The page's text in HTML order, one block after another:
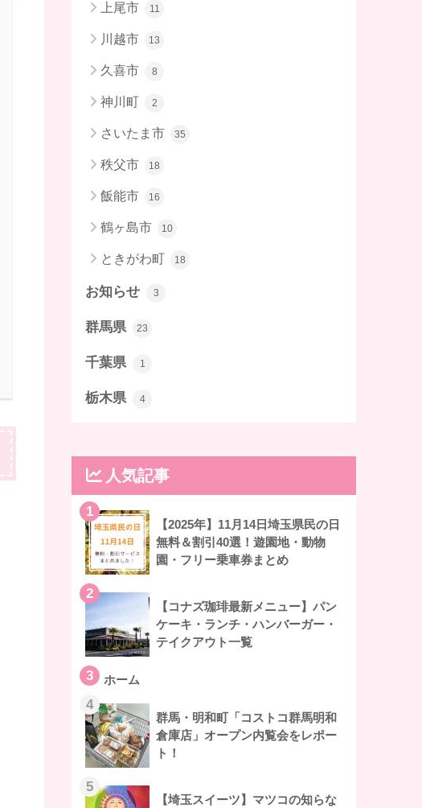
上尾市 11
川越市 13
久喜市 8
神川町 2
さいたま市 35
秩父市 18
飯能市 16
鶴ヶ島市 10
ときがわ町 18
お知らせ 3
群馬県 23
千葉県 1
栃木県 4
人気記事
1
【2025年】11月14日埼玉県民の日
無料＆割引40選！遊園地・動物
園・フリー乗車券まとめ
2
【コナズ珈琲最新メニュー】パン
ケーキ・ランチ・ハンバーガー・
テイクアウト一覧
3 ホーム
4
群馬・明和町「コストコ群馬明和
倉庫店」オープン内覧会をレポー
ト！
5
【埼玉スイーツ】マツコの知らな